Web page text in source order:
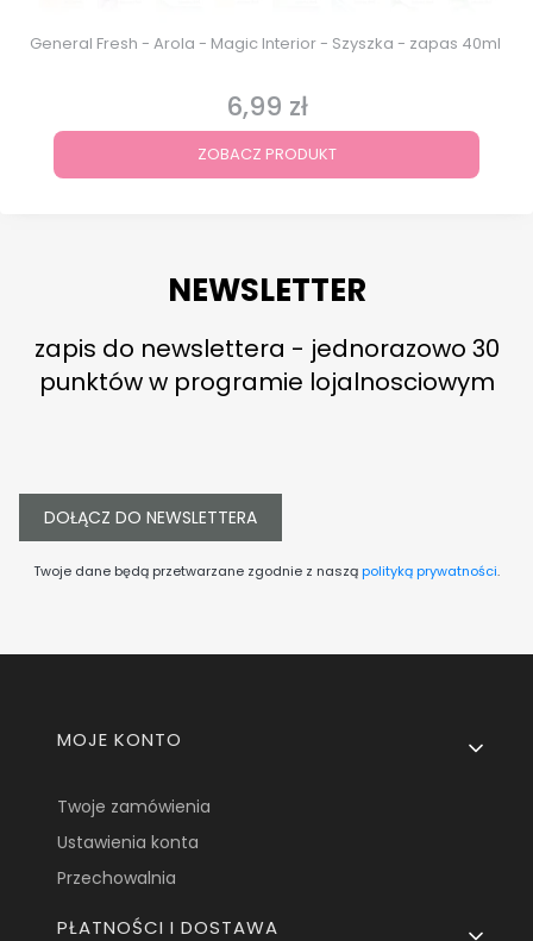
General Fresh - Arola - Magic Interior - Szyszka - zapas 40ml
Cena
6,99 zł
ZOBACZ PRODUKT
NEWSLETTER
zapis do newslettera - jednorazowo 30
punktów w programie lojalnosciowym
DOŁĄCZ DO NEWSLETTERA
Twoje dane będą przetwarzane zgodnie z nasząpolityką prywatności.
Linki w stopce
MOJE KONTO
Twoje zamówienia
Ustawienia konta
Przechowalnia
PŁATNOŚCI I DOSTAWA